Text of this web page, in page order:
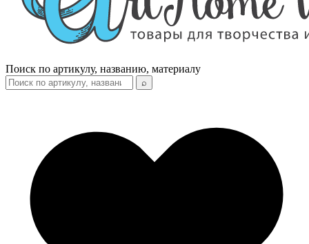
Поиск по артикулу, названию, материалу
⌕